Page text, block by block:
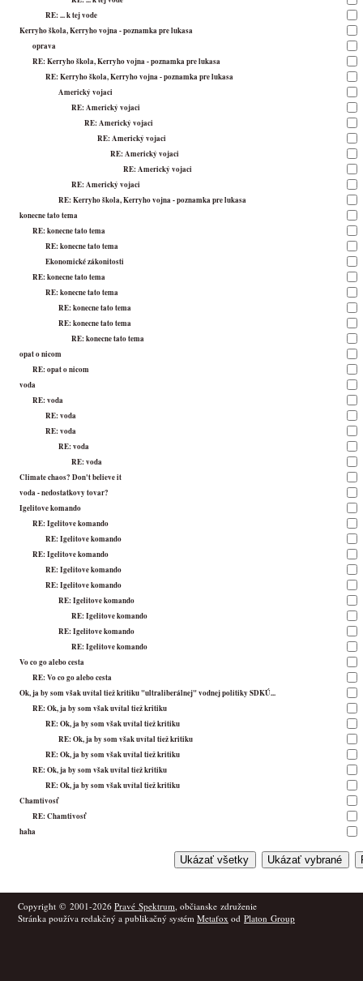
RE: ... k tej vode
Kerryho škola, Kerryho vojna - poznamka pre lukasa
oprava
RE: Kerryho škola, Kerryho vojna - poznamka pre lukasa
RE: Kerryho škola, Kerryho vojna - poznamka pre lukasa
Americký vojaci
RE: Americký vojaci
RE: Americký vojaci
RE: Americký vojaci
RE: Americký vojaci
RE: Americký vojaci
RE: Americký vojaci
RE: Kerryho škola, Kerryho vojna - poznamka pre lukasa
konecne tato tema
RE: konecne tato tema
RE: konecne tato tema
Ekonomické zákonitosti
RE: konecne tato tema
RE: konecne tato tema
RE: konecne tato tema
RE: konecne tato tema
RE: konecne tato tema
opat o nicom
RE: opat o nicom
voda
RE: voda
RE: voda
RE: voda
RE: voda
RE: voda
Climate chaos? Don't believe it
voda - nedostatkovy tovar?
Igelitove komando
RE: Igelitove komando
RE: Igelitove komando
RE: Igelitove komando
RE: Igelitove komando
RE: Igelitove komando
RE: Igelitove komando
RE: Igelitove komando
RE: Igelitove komando
RE: Igelitove komando
Vo co go alebo cesta
RE: Vo co go alebo cesta
Ok, ja by som však uvítal tiež kritiku "ultraliberálnej" vodnej politiky SDKÚ...
RE: Ok, ja by som však uvítal tiež kritiku
RE: Ok, ja by som však uvítal tiež kritiku
RE: Ok, ja by som však uvítal tiež kritiku
RE: Ok, ja by som však uvítal tiež kritiku
RE: Ok, ja by som však uvítal tiež kritiku
RE: Ok, ja by som však uvítal tiež kritiku
Chamtivosť
RE: Chamtivosť
haha
Copyright © 2001-2026 Pravé Spektrum, občianske združenie
Stránka používa redakčný a publikačný systém Metafox od Platon Group